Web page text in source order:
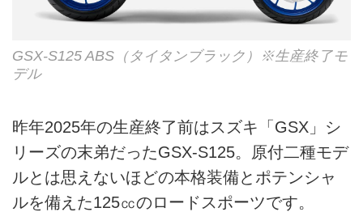
GSX-S125 ABS（タイタンブラック）※生産終了モ
デル
昨年2025年の生産終了前はスズキ「GSX」シ
リーズの末弟だったGSX-S125。原付二種モデ
ルとは思えないほどの本格装備とポテンシャ
ルを備えた125㏄のロードスポーツです。